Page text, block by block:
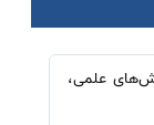
علمی،